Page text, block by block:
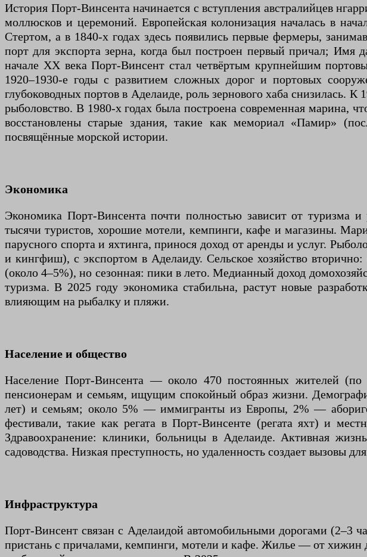
История Порт-Винсента начинается с вступления австралийцев
моллюсков и церемоний. Европейская колонизация началась в
Стертом, а в 1840-х годах здесь появились первые фермеры,
порт для экспорта зерна, когда был построен первый причал;
начале XX века Порт-Винсент стал четвёртым крупнейшим
1920–1930-е годы с развитием сложных дорог и портовых
глубоководных портов в Аделаиде, роль зернового хаба снизилась.
рыболовство. В 1980-х годах была построена современная марина,
восстановлены старые здания, такие как мемориал «Памир»
посвящённые морской истории.
Экономика
Экономика Порт-Винсента почти полностью зависит от туризма
тысячи туристов, хорошие мотели, кемпинги, кафе и магазины.
парусного спорта и яхтинга, принося доход от аренды и услуг.
и кингфиш), с экспортом в Аделаиду. Сельское хозяйство
(около 4–5%), но сезонная: пики в лето. Медианный доход
туризма. В 2025 году экономика стабильна, растут новые
влияющим на рыбалку и пляжи.
Население и общество
Население Порт-Винсента — около 470 постоянных жителей
пенсионерам и семьям, ищущим спокойный образ жизни.
лет) и семьям; около 5% — иммигранты из Европы, 2% —
фестивали, такие как регата в Порт-Винсенте (регата яхт) и
Здравоохранение: клиники, больницы в Аделаиде. Активная
садоводства. Низкая преступность, но удаленность создает вызовы
Инфраструктура
Порт-Винсент связан с Аделаидой автомобильными дорогами
пристань с причалами, кемпинги, мотели и кафе. Жилье — от